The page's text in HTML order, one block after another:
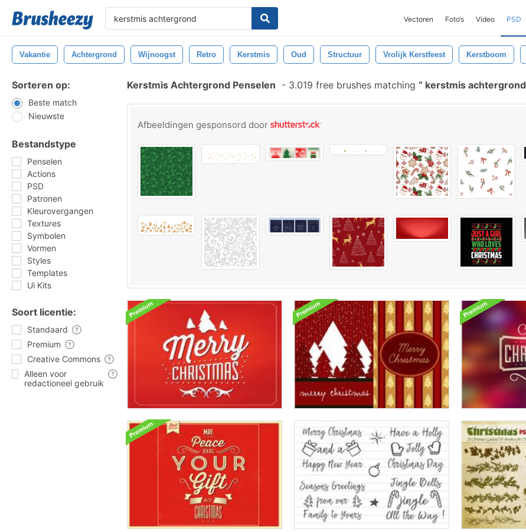
Vectoren Foto‘s Video PSD
Vakantie Achtergrond Wijnoogst Retro Kerstmis Oud Structuur Vrolijk Kerstfeest Kerstboom
Sorteren op:
Beste match
Nieuwste
Bestandstype
Penselen
Actions
PSD
Patronen
Kleurovergangen
Textures
Symbolen
Vormen
Styles
Templates
Ui Kits
Soort licentie:
Standaard
Premium
Creative Commons
Alleen voor
redactioneel gebruik
Kerstmis Achtergrond Penselen - 3.019 free brushes matching kerstmis achtergrond
Afbeeldingen gesponsord door